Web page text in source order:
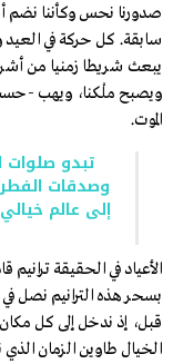
صدورنا نحس وكأننا نضم
سابقة. كل حركة في
يبعث شريطا زمنيا من
ويصبح ملْكنا، ويهب -
الموت.
تبدو صلوات
وصدقات
إلى عالم
الأعياد في الحقيقة ترانيم
بسحر هذه الترانيم نصل في
قبل، إذ ندخل إلى كل
الخيال طاوين الزمان